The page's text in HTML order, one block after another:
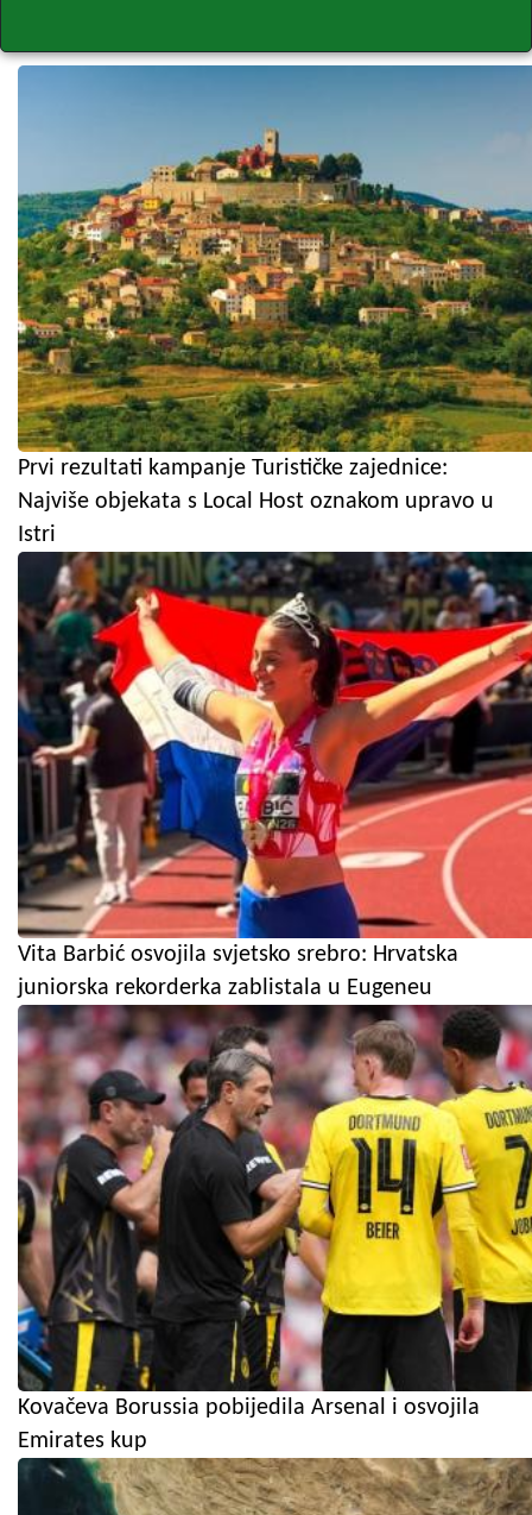
Prvi rezultati kampanje Turističke zajednice:
Najviše objekata s Local Host oznakom upravo u
Istri
Vita Barbić osvojila svjetsko srebro: Hrvatska
juniorska rekorderka zablistala u Eugeneu
Kovačeva Borussia pobijedila Arsenal i osvojila
Emirates kup